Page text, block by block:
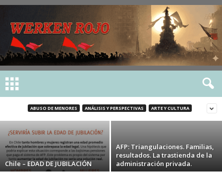
ABUSO DE MENORES ANÁLISIS Y PERSPECTIVAS ARTE Y CULTURA
Estadísticas claves de la Seguridad Social
en el Mundo
werken rojo - 13 agosto, 2017
Chile – EDAD DE JUBILACIÓN
AFP: Triangulaciones. Familias,
resultados. La trastienda de la
administración privada.